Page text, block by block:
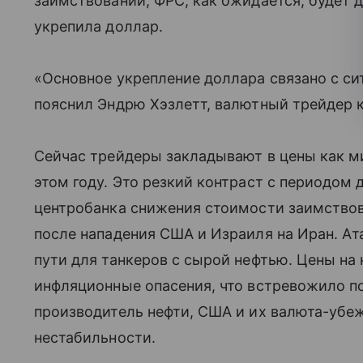
укрепила доллар.
«Основное укрепление доллара связано с
пояснил Эндрю Хэзлетт, валютный трейдер
Сейчас трейдеры закладывают в цены как
этом году. Это резкий контраст с
центробанка снижения стоимости
после нападения США и Израиля на Иран.
пути для танкеров с сырой нефтью. Цены на
инфляционные опасения, что встревожило
производитель нефти, США и их валюта-
нестабильности.